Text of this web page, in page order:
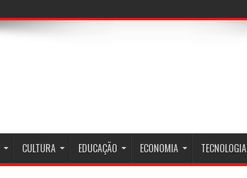
CULTURA EDUCAÇÃO ECONOMIA TECNOLOGIA